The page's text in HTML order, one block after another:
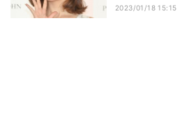
2023/01/18 15:15